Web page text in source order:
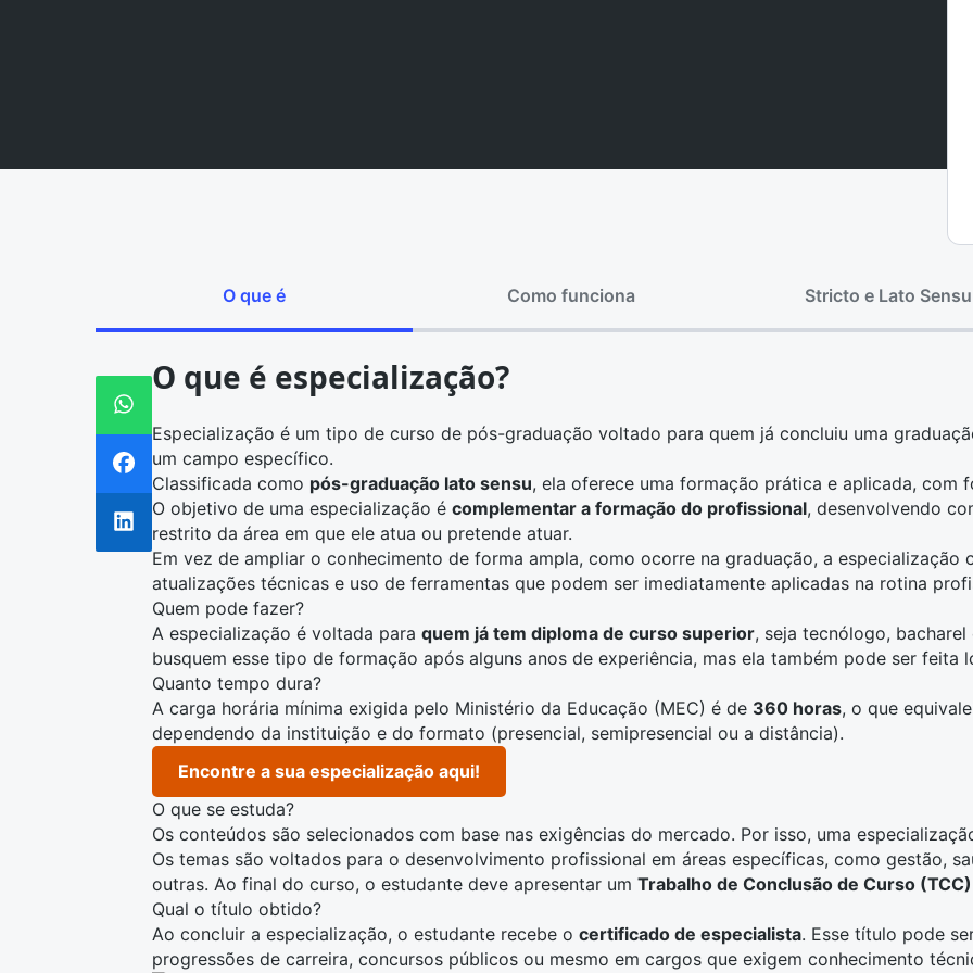
O que é Como funciona Stricto e Lato Sensu
O que é especialização?
Especialização é um tipo de curso de pós-graduação voltado para quem já concluiu uma
um campo específico.
Classificada como pós-graduação lato sensu, ela oferece uma formação prática e aplicada, com
O objetivo de uma especialização é complementar a formação do profissional, desenvolvendo
restrito da área em que ele atua ou pretende atuar.
Em vez de ampliar o conhecimento de forma ampla, como ocorre na graduação, a especialização
atualizações técnicas e uso de ferramentas que podem ser imediatamente aplicadas na rotina
Quem pode fazer?
A especialização é voltada para quem já tem diploma de curso superior, seja tecnólogo,
busquem esse tipo de formação após alguns anos de experiência, mas ela também pode ser feita
Quanto tempo dura?
A carga horária mínima exigida pelo Ministério da Educação (MEC) é de 360 horas, o que
dependendo da instituição e do formato (presencial, semipresencial ou a distância).
Encontre a sua especialização aqui!
O que se estuda?
Os conteúdos são selecionados com base nas exigências do mercado. Por isso, uma
Os temas são voltados para o desenvolvimento profissional em áreas específicas, como gestão,
outras. Ao final do curso, o estudante deve apresentar um Trabalho de Conclusão de Curso (TCC)
Qual o título obtido?
Ao concluir a especialização, o estudante recebe o certificado de especialista. Esse título pode
progressões de carreira, concursos públicos ou mesmo em cargos que exigem conhecimento